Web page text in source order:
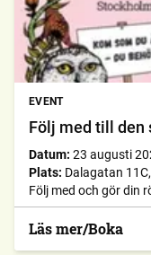
EVENT
Följ med till
Datum: 23 augusti
Plats: Dalagatan
Följ med och gör din
Läs mer/Boka